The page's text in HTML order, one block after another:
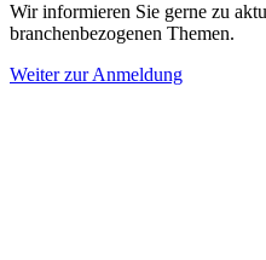
Wir informieren Sie gerne zu
branchenbezogenen Themen.
Weiter zur Anmeldung